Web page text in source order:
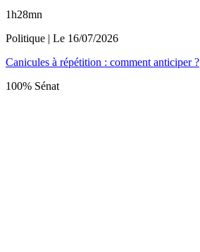
1h28mn
Politique | Le 16/07/2026
Canicules à répétition : comment anticiper ?
100% Sénat